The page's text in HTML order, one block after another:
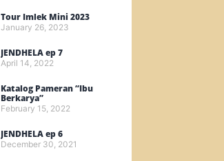
Tour Imlek Mini 2023
January 26, 2023
JENDHELA ep 7
April 14, 2022
Katalog Pameran “Ibu
Berkarya”
February 15, 2022
JENDHELA ep 6
December 30, 2021